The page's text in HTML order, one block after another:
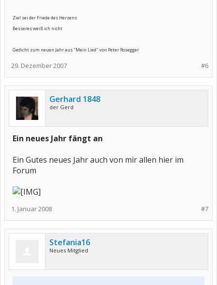
Ziel sei der Friede des Herzens
Besseres weiß ich nicht
Gedicht zum neuen Jahr aus "Mein Lied" von Peter Rosegger
#6
29. Dezember 2007
Gerhard 1848
der Gerd
Ein neues Jahr fängt an
Ein Gutes neues Jahr auch von mir allen hier im
Forum
#7
1. Januar 2008
Stefania16
Neues Mitglied